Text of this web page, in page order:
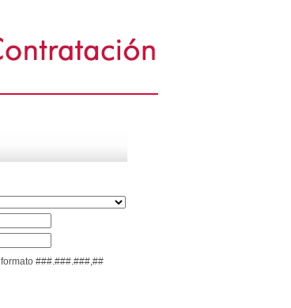
formato ###.###.###,##